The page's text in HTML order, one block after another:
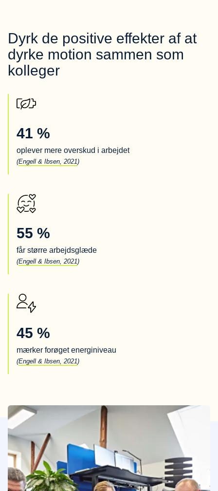
Dyrk de positive effekter af at
dyrke motion sammen som
kolleger
41 %
oplever mere overskud i arbejdet
(Engell & Ibsen, 2021)
55 %
får større arbejdsglæde
(Engell & Ibsen, 2021)
45 %
mærker forøget energiniveau
(Engell & Ibsen, 2021)